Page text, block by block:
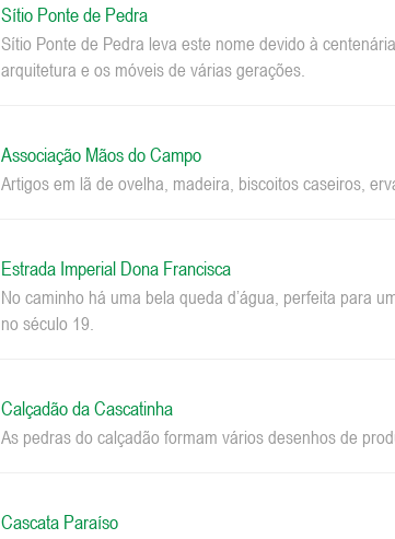
Sítio Ponte de Pedra
Sítio Ponte de Pedra leva este nome devido à
arquitetura e os móveis de várias gerações.
Associação Mãos do Campo
Artigos em lã de ovelha, madeira, biscoitos caseiros,
Estrada Imperial Dona Francisca
No caminho há uma bela queda d’água, perfeita para
no século 19.
Calçadão da Cascatinha
As pedras do calçadão formam vários desenhos de
Cascata Paraíso